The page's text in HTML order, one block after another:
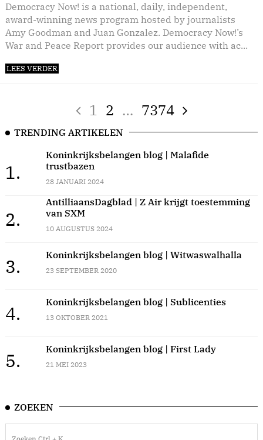
Democracy Now! is a national, daily, independent,
award-winning news program hosted by journalists
Amy Goodman and Juan Gonzalez. Democracy Now!’s
War and Peace Report provides our audience with ac...
LEES VERDER
1 2 … 7374
TRENDING ARTIKELEN
1.
Koninkrijksbelangen blog | Malafide
trustbazen
28 JANUARI 2024
2.
AntilliaansDagblad | Z Air krijgt toestemming
van SXM
10 AUGUSTUS 2024
3.
Koninkrijksbelangen blog | Witwaswalhalla
23 SEPTEMBER 2020
4.
Koninkrijksbelangen blog | Sublicenties
13 OKTOBER 2021
5.
Koninkrijksbelangen blog | First Lady
21 MEI 2023
ZOEKEN